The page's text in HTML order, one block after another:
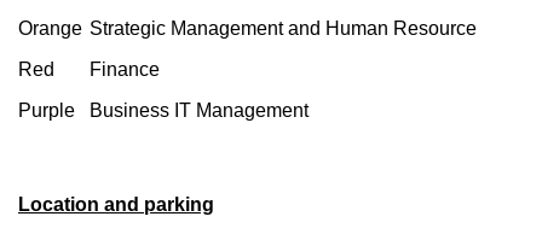
Orange Strategic Management and Human Resource
Red
Finance
Purple
Business IT Management
Location and parking